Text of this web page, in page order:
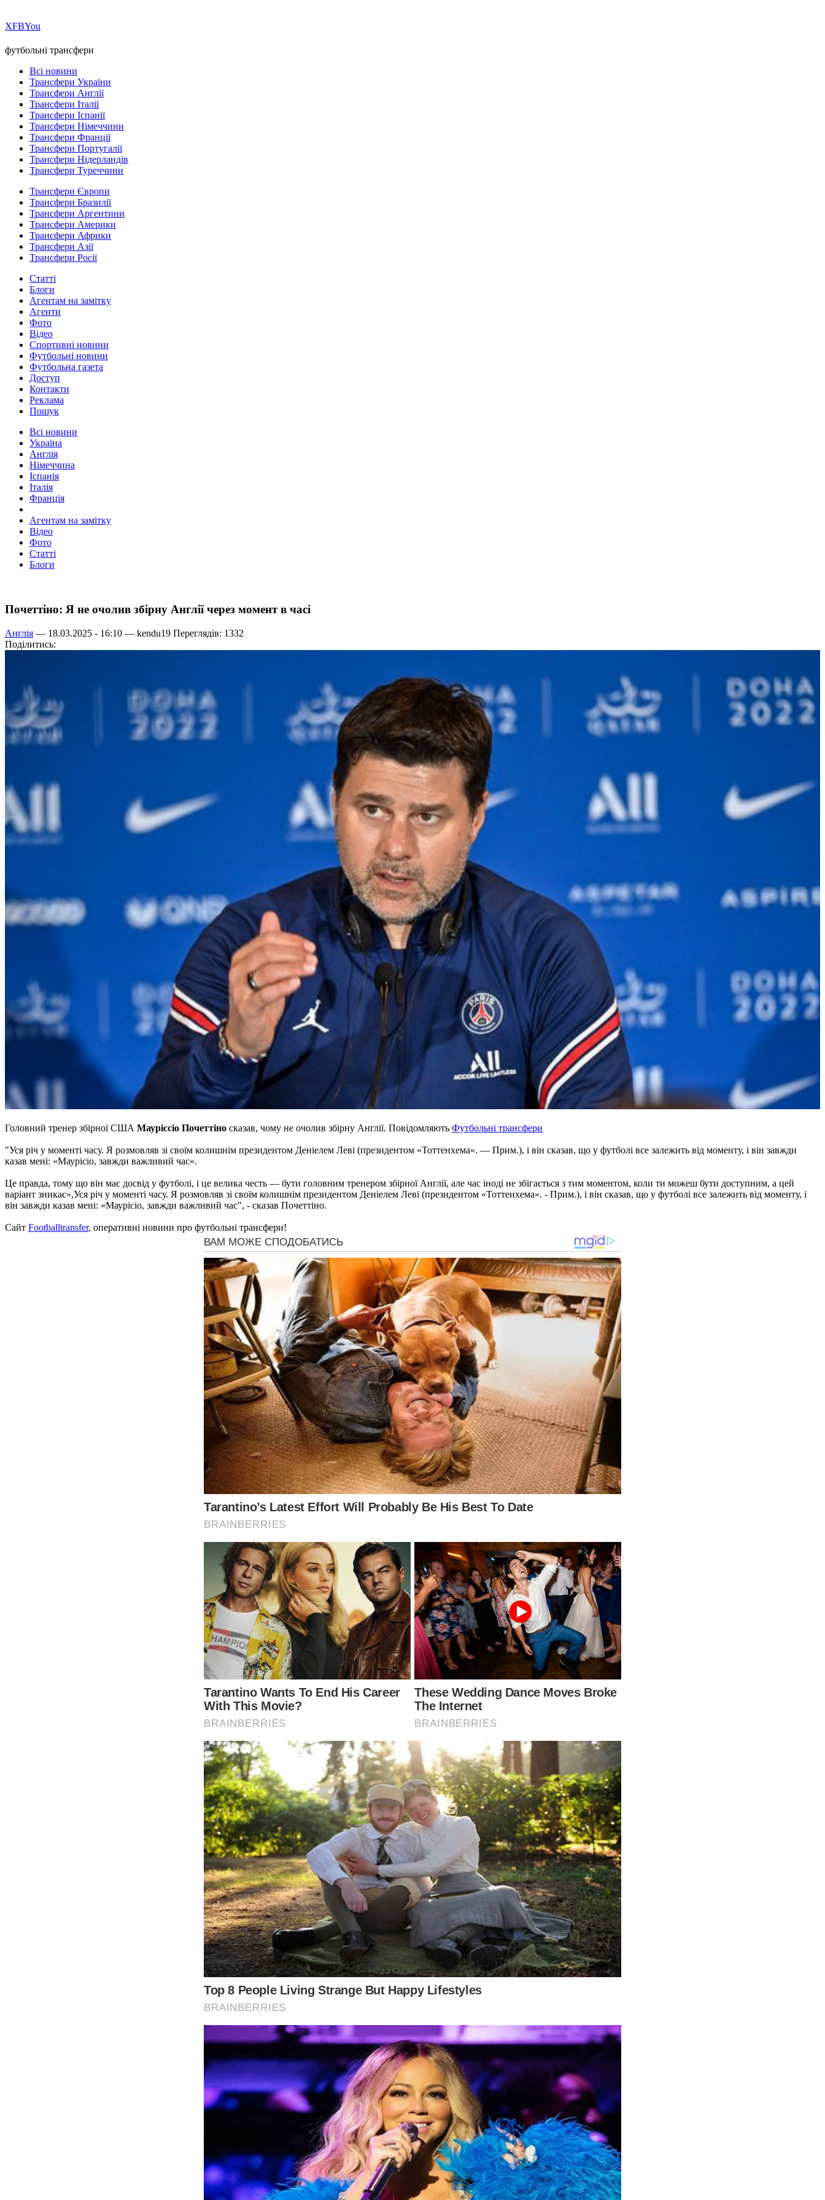
ХFBYou
футбольні трансфери
Всі новини
Трансфери України
Трансфери Англії
Трансфери Італії
Трансфери Іспанії
Трансфери Німеччини
Трансфери Франції
Трансфери Португалії
Трансфери Нідерландів
Трансфери Туреччини
Трансфери Європи
Трансфери Бразилії
Трансфери Аргентини
Трансфери Америки
Трансфери Африки
Трансфери Азії
Трансфери Росії
Статті
Блоги
Агентам на замітку
Агенти
Фото
Відео
Спортивні новини
Футбольні новини
Футбольна газета
Доступ
Контакти
Реклама
Пошук
Всі новини
Україна
Англія
Німеччина
Іспанія
Італія
Франція
Агентам на замітку
Відео
Фото
Статті
Блоги
Почеттіно: Я не очолив збірну Англії через момент в часі
Англія — 18.03.2025 - 16:10 — kendu19 Переглядів: 1332
Поділитись:
Головний тренер збірної США Мауріссіо Почеттіно сказав, чому не очолив збірну Англії. Повідомляють Футбольні трансфери
"Уся річ у моменті часу. Я розмовляв зі своїм колишнім президентом Деніелем Леві (президентом «Тоттенхема». — Прим.), і він сказав, що у футболі все залежить від моменту, і він завжди
казав мені: «Маурісіо, завжди важливий час».
Це правда, тому що він має досвід у футболі, і це велика честь — бути головним тренером збірної Англії, але час іноді не збігається з тим моментом, коли ти можеш бути доступним, а цей
варіант зникає»,Уся річ у моменті часу. Я розмовляв зі своїм колишнім президентом Деніелем Леві (президентом «Тоттенхема». - Прим.), і він сказав, що у футболі все залежить від моменту, і
він завжди казав мені: «Маурісіо, завжди важливий час", - сказав Почеттіно.
Сайт Footballtransfer, оперативні новини про футбольні трансфери!